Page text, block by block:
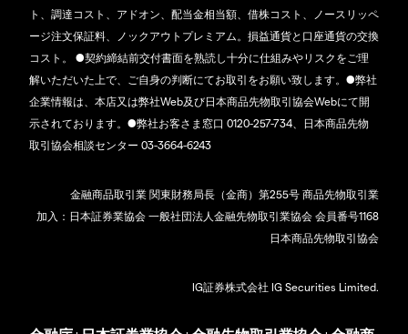
ト、調達コスト、アドオン、配当金相当額、借株コスト、ノースリッペ
ージ注文保証料、ノックアウトプレミアム。損益通貨と口座通貨の交換
コスト。 ●契約締結前交付書面を熟読し十分に仕組みやリスクをご理
解いただいた上で、ご自身の判断にてお取引をお願い致します。●弊社
企業情報は、本店又は弊社Web及び日本商品先物取引協会Webにて開
示されております。●弊社お客さま窓口 0120-257-734、日本商品先物
取引協会相談センター 03-3664-6243
金融商品取引業 関東財務局長（金商）第255号 商品先物取引業
加入：日本証券業協会 一般社団法人金融先物取引業協会 会員番号1168
日本商品先物取引協会
IG証券株式会社 IG Securities Limited.